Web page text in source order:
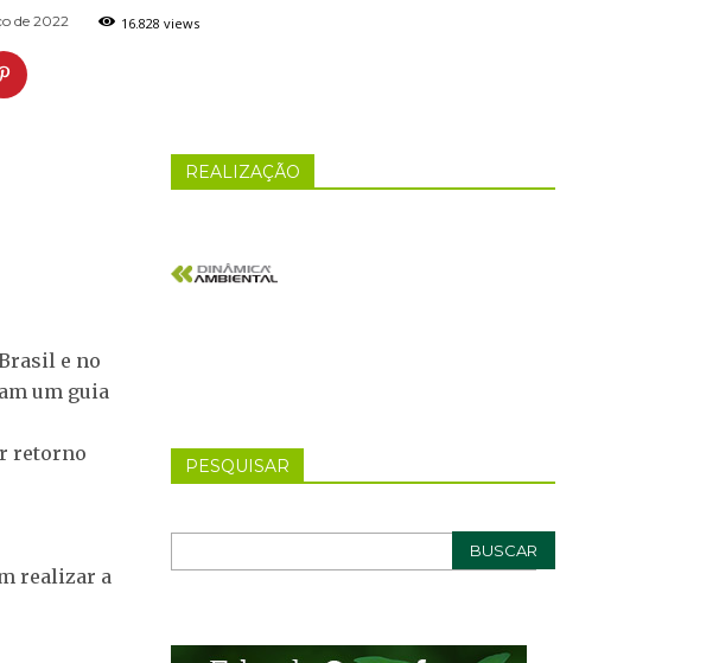
de 2022 16.828 views
e no
um guia
retorno
realizar a
REALIZAÇÃO
PESQUISAR